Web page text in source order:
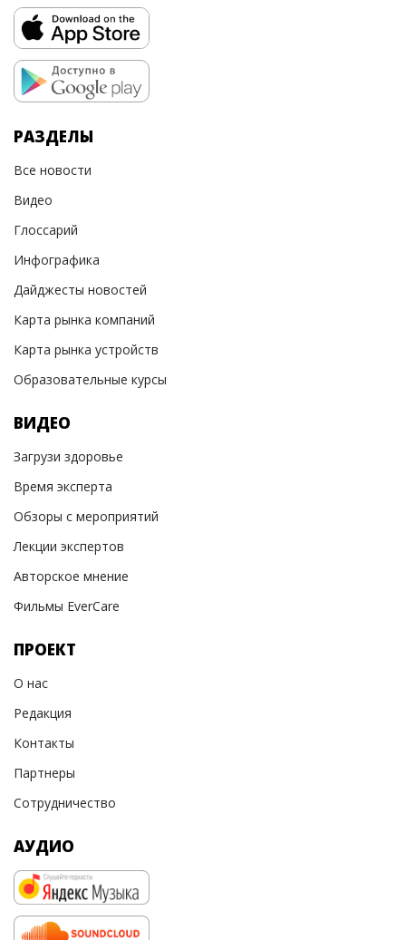
РАЗДЕЛЫ
Все новости
Видео
Глоссарий
Инфографика
Дайджесты новостей
Карта рынка компаний
Карта рынка устройств
Образовательные курсы
ВИДЕО
Загрузи здоровье
Время эксперта
Обзоры с мероприятий
Лекции экспертов
Авторское мнение
Фильмы EverCare
ПРОЕКТ
О нас
Редакция
Контакты
Партнеры
Сотрудничество
АУДИО